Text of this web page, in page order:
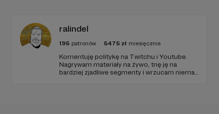
ralindel
195 patronów 5475 zł miesięcznie
Komentuję politykę na Twitchu i Youtube.
Nagrywam materiały na żywo, tnę ję na
bardziej zjadliwe segmenty i wrzucam niemal